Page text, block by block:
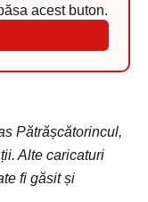
acest buton.
Pătrășcătorincul,
Alte caricaturi
fi găsit și